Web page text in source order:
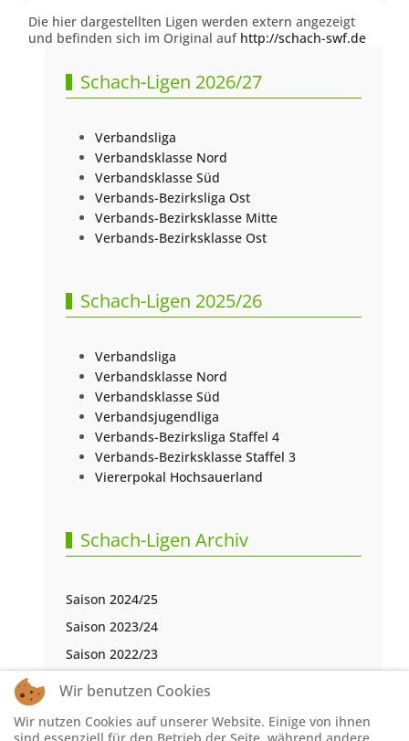
Die hier dargestellten Ligen werden extern angezeigt
und befinden sich im Original auf http://schach-swf.de
Schach-Ligen 2026/27
Verbandsliga
Verbandsklasse Nord
Verbandsklasse Süd
Verbands-Bezirksliga Ost
Verbands-Bezirksklasse Mitte
Verbands-Bezirksklasse Ost
Schach-Ligen 2025/26
Verbandsliga
Verbandsklasse Nord
Verbandsklasse Süd
Verbandsjugendliga
Verbands-Bezirksliga Staffel 4
Verbands-Bezirksklasse Staffel 3
Viererpokal Hochsauerland
Schach-Ligen Archiv
Saison 2024/25
Saison 2023/24
Saison 2022/23
Saison 2021/22
Saison 2019/20
Wir benutzen Cookies
Wir nutzen Cookies auf unserer Website. Einige von ihnen